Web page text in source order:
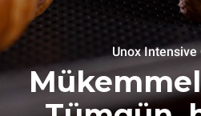
Unox Intensive